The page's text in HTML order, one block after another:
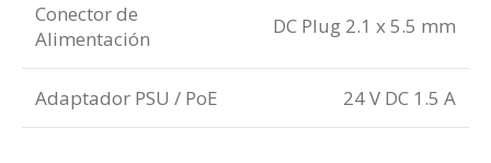
Conector de
Alimentación
DC Plug 2.1 x 5.5 mm
Adaptador PSU / PoE 24 V DC 1.5 A